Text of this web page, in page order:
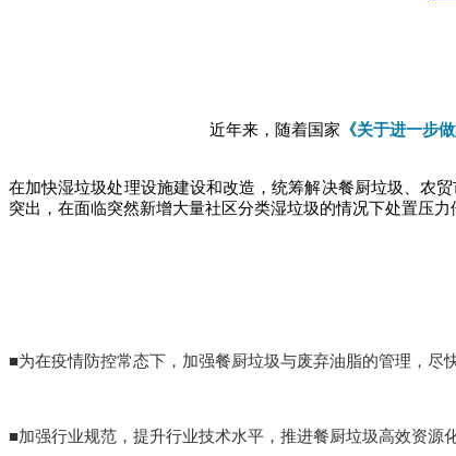
近年来，随着国家 《关于进一步
在加快湿垃圾处理设施建设和改造，统筹解决餐厨垃圾、农
突出，在面临突然新增大量社区分类湿垃圾的情况下处置压力
■为在疫情防控常态下，加强餐厨垃圾与废弃油脂的管理，尽
■加强行业规范，提升行业技术水平，推进餐厨垃圾高效资源